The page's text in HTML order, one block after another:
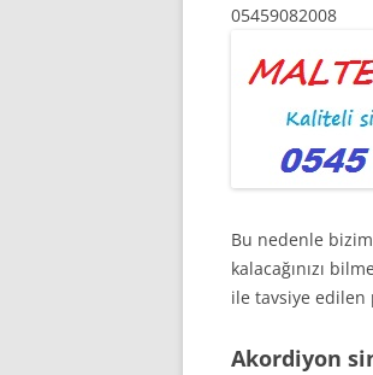
05459082008
Bu nedenle
kalacağınızı
ile tavsiye edilen
Akordiyon